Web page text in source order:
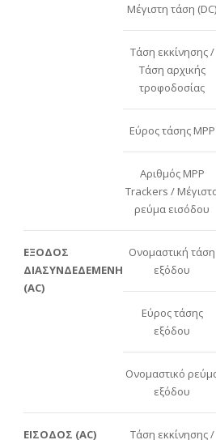
Μέγιστη τάση (DC)
Τάση εκκίνησης /
Τάση αρχικής
τροφοδοσίας
Εύρος τάσης MPP
Αριθμός MPP
Trackers /
ρεύμα εισόδου
ΕΞΟΔΟΣ
ΔΙΑΣΥΝΔΕΔΕΜΕΝΗ
(AC)
Ονομαστική τάση
εξόδου
Εύρος τάσης
εξόδου
Ονομαστικό
εξόδου
ΕΙΣΟΔΟΣ (AC)
Τάση εκκίνησης /